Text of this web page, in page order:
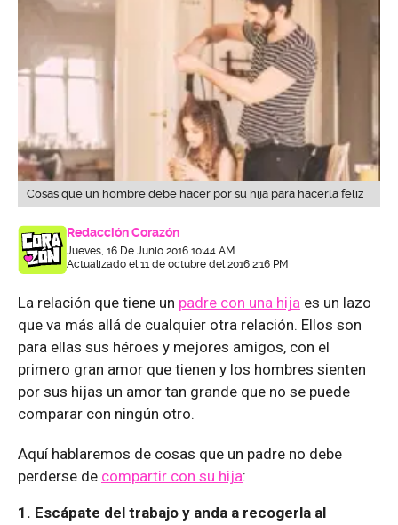
Cosas que un hombre debe hacer por su hija para hacerla feliz
Redacción Corazón
Jueves, 16 De Junio 2016 10:44 AM
Actualizado el 11 de octubre del 2016 2:16 PM
La relación que tiene un padre con una hija es un lazo
que va más allá de cualquier otra relación. Ellos son
para ellas sus héroes y mejores amigos, con el
primero gran amor que tienen y los hombres sienten
por sus hijas un amor tan grande que no se puede
comparar con ningún otro.
Aquí hablaremos de cosas que un padre no debe
perderse de compartir con su hija:
1. Escápate del trabajo y anda a recogerla al